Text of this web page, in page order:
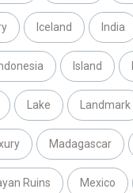
Iceland India
Island
Lake Landmark
Madagascar
Ruins Mexico